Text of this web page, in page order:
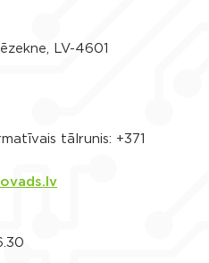
LV-4601
tālrunis: +371